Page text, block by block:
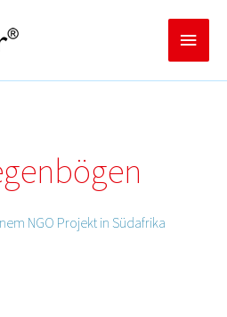
NGO Projekt in Südafrika